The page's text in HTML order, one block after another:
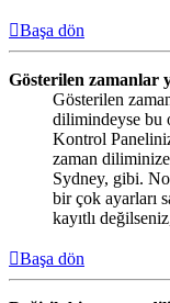
Başa dön
Gösterilen zamanlar
Gösterilen
dilimindeyse bu
Kontrol
zaman
Sydney, gibi.
bir çok ayarları
kayıtlı
Başa dön